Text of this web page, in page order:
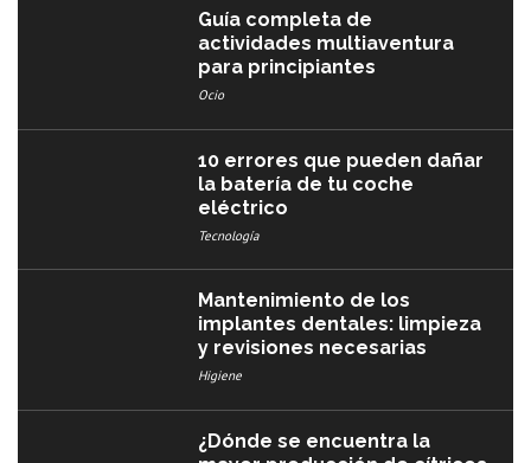
Guía completa de
actividades multiaventura
para principiantes
Ocio
10 errores que pueden dañar
la batería de tu coche
eléctrico
Tecnología
Mantenimiento de los
implantes dentales: limpieza
y revisiones necesarias
Higiene
¿Dónde se encuentra la